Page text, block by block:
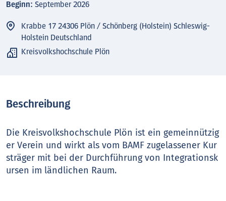
Beginn:September 2026
Krabbe 17 24306 Plön / Schönberg (Holstein) Schleswig-
Holstein Deutschland
Kreisvolkshochschule Plön
Beschreibung
Die Kreisvolkshochschule Plön ist ein gemeinnützig
er Verein und wirkt als vom BAMF zugelassener Kur
sträger mit bei der Durchführung von Integrationsk
ursen im ländlichen Raum.